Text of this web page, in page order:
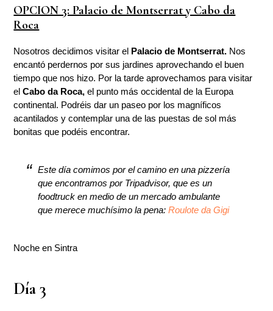
OPCION 3: Palacio de Montserrat y Cabo da
Roca
Nosotros decidimos visitar el Palacio de Montserrat. Nos
encantó perdernos por sus jardines aprovechando el buen
tiempo que nos hizo. Por la tarde aprovechamos para visitar
elCabo da Roca, el punto más occidental de la Europa
continental. Podréis dar un paseo por los magníficos
acantilados y contemplar una de las puestas de sol más
bonitas que podéis encontrar.
Este día comimos por el camino en una pizzería
que encontramos por Tripadvisor, que es un
foodtruck en medio de un mercado ambulante
que merece muchísimo la pena:Roulote da Gigi
Noche en Sintra
Día 3